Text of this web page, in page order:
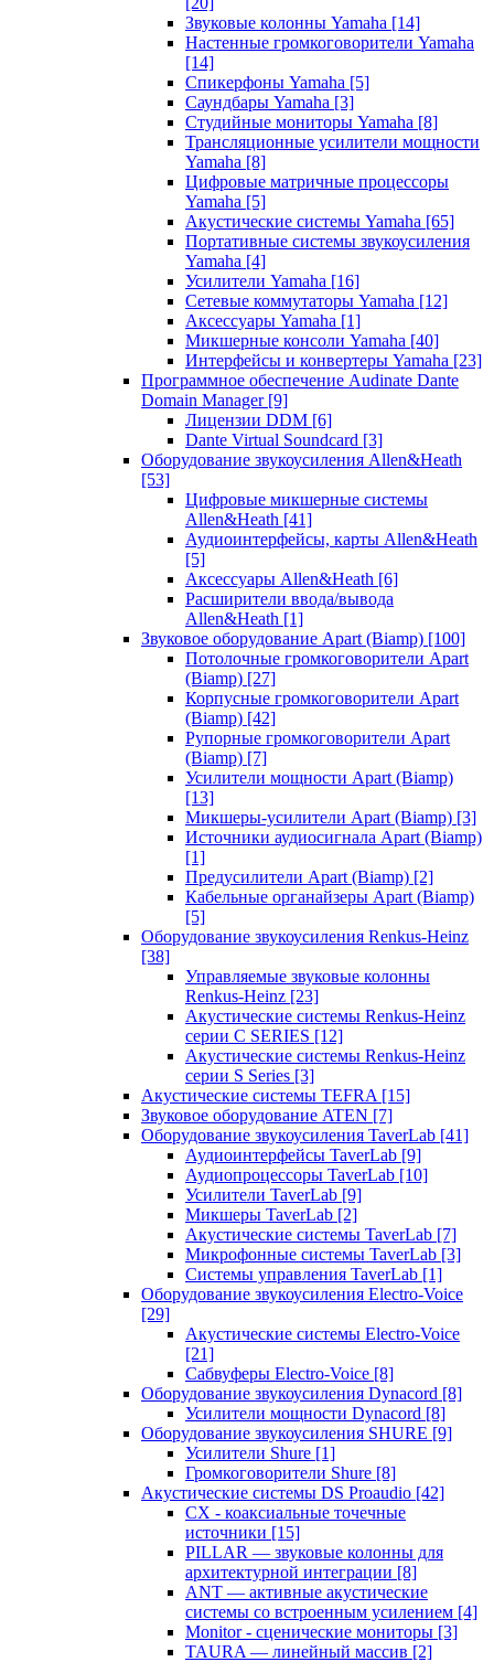
Звуковые колонны Yamaha [14]
Настенные громкоговорители Yamaha
[14]
Спикерфоны Yamaha [5]
Саундбары Yamaha [3]
Студийные мониторы Yamaha [8]
Трансляционные усилители мощности
Yamaha [8]
Цифровые матричные процессоры
Yamaha [5]
Акустические системы Yamaha [65]
Портативные системы звукоусиления
Yamaha [4]
Усилители Yamaha [16]
Сетевые коммутаторы Yamaha [12]
Аксессуары Yamaha [1]
Микшерные консоли Yamaha [40]
Интерфейсы и конвертеры Yamaha [23]
Программное обеспечение Audinate Dante
Domain Manager [9]
Лицензии DDM [6]
Dante Virtual Soundcard [3]
Оборудование звукоусиления Allen&Heath
[53]
Цифровые микшерные системы
Allen&Heath [41]
Аудиоинтерфейсы, карты Allen&Heath
[5]
Аксессуары Allen&Heath [6]
Расширители ввода/вывода
Allen&Heath [1]
Звуковое оборудование Apart (Biamp) [100]
Потолочные громкоговорители Apart
(Biamp) [27]
Корпусные громкоговорители Apart
(Biamp) [42]
Рупорные громкоговорители Apart
(Biamp) [7]
Усилители мощности Apart (Biamp)
[13]
Микшеры-усилители Apart (Biamp) [3]
Источники аудиосигнала Apart (Biamp)
[1]
Предусилители Apart (Biamp) [2]
Кабельные органайзеры Apart (Biamp)
[5]
Оборудование звукоусиления Renkus-Heinz
[38]
Управляемые звуковые колонны
Renkus-Heinz [23]
Акустические системы Renkus-Heinz
серии C SERIES [12]
Акустические системы Renkus-Heinz
серии S Series [3]
Акустические системы TEFRA [15]
Звуковое оборудование ATEN [7]
Оборудование звукоусиления TaverLab [41]
Аудиоинтерфейсы TaverLab [9]
Аудиопроцессоры TaverLab [10]
Усилители TaverLab [9]
Микшеры TaverLab [2]
Акустические системы TaverLab [7]
Микрофонные системы TaverLab [3]
Системы управления TaverLab [1]
Оборудование звукоусиления Electro-Voice
[29]
Акустические системы Electro-Voice
[21]
Сабвуферы Electro-Voice [8]
Оборудование звукоусиления Dynacord [8]
Усилители мощности Dynacord [8]
Оборудование звукоусиления SHURE [9]
Усилители Shure [1]
Громкоговорители Shure [8]
Акустические системы DS Proaudio [42]
CX - коаксиальные точечные
источники [15]
PILLAR — звуковые колонны для
архитектурной интеграции [8]
ANT — активные акустические
системы со встроенным усилением [4]
Monitor - сценические мониторы [3]
TAURA — линейный массив [2]